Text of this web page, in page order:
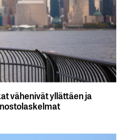
vähenivät yllättäen ja